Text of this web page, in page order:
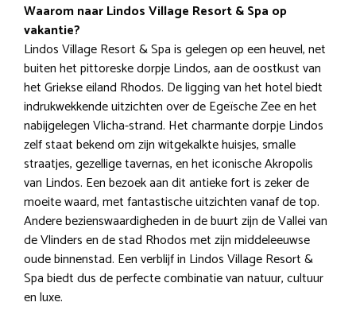
Waarom naar Lindos Village Resort & Spa op
vakantie?
Lindos Village Resort & Spa is gelegen op een heuvel, net
buiten het pittoreske dorpje Lindos, aan de oostkust van
het Griekse eiland Rhodos. De ligging van het hotel biedt
indrukwekkende uitzichten over de Egeïsche Zee en het
nabijgelegen Vlicha-strand. Het charmante dorpje Lindos
zelf staat bekend om zijn witgekalkte huisjes, smalle
straatjes, gezellige tavernas, en het iconische Akropolis
van Lindos. Een bezoek aan dit antieke fort is zeker de
moeite waard, met fantastische uitzichten vanaf de top.
Andere bezienswaardigheden in de buurt zijn de Vallei van
de Vlinders en de stad Rhodos met zijn middeleeuwse
oude binnenstad. Een verblijf in Lindos Village Resort &
Spa biedt dus de perfecte combinatie van natuur, cultuur
en luxe.